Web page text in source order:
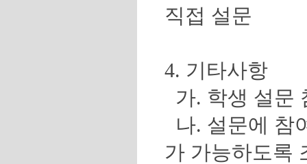
직접 설문
4. 기타사항
가. 학생 설문
나. 설문에 참
가 가능하도록